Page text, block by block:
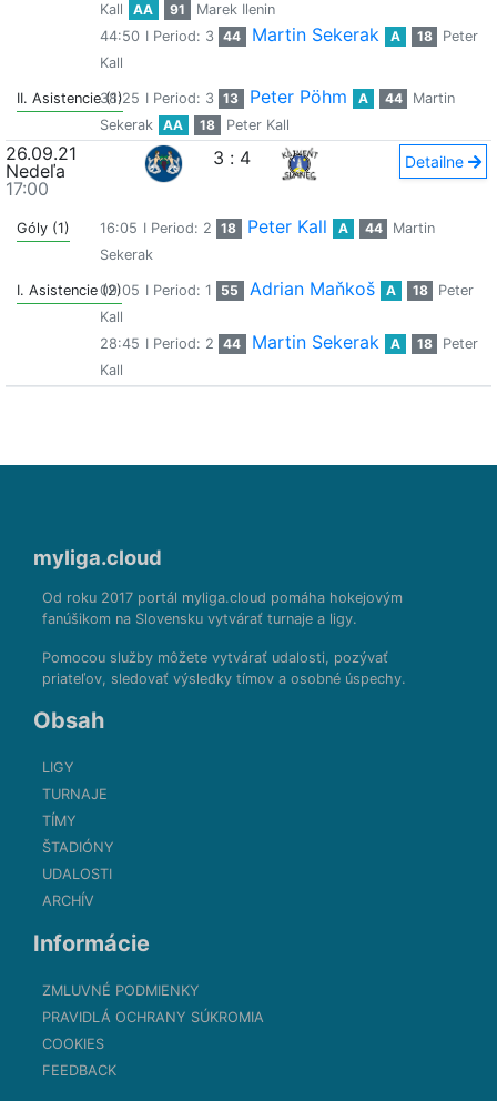
Kall
AA 91
Marek Ilenin
44:50 I Period: 3 44 Martin Sekerak A 18
Peter
Kall
II. Asistencie (1)
38:25 I Period: 3 13 Peter Pöhm A 44
Martin
Sekerak
AA 18 Peter Kall
26.09.21
Nedeľa
17:00
3 : 4 Detailne
Góly (1) 16:05 I Period: 2 18 Peter Kall A 44
Martin
Sekerak
I. Asistencie (2)09:05 I Period: 1 55 Adrian Maňkoš A 18
Peter
Kall
28:45 I Period: 2 44 Martin Sekerak A 18
Peter
Kall
myliga.cloud
Od roku 2017 portál myliga.cloud pomáha hokejovým
fanúšikom na Slovensku vytvárať turnaje a ligy.
Pomocou služby môžete vytvárať udalosti, pozývať
priateľov, sledovať výsledky tímov a osobné úspechy.
Obsah
LIGY
TURNAJE
TÍMY
ŠTADIÓNY
UDALOSTI
ARCHÍV
Informácie
ZMLUVNÉ PODMIENKY
PRAVIDLÁ OCHRANY SÚKROMIA
COOKIES
FEEDBACK